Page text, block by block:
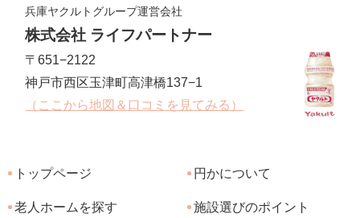
兵庫ヤクルトグループ運営会社
株式会社 ライフパートナー
〒651−2122
神戸市西区玉津町高津橋137−1
（ここから地図＆口コミを見てみる）
トップページ 円かについて
老人ホームを探す 施設選びのポイント